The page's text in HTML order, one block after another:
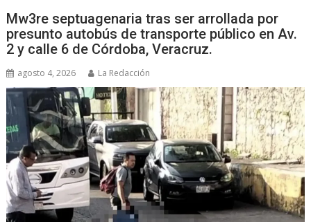
Mw3re septuagenaria tras ser arrollada por
presunto autobús de transporte público en Av.
2 y calle 6 de Córdoba, Veracruz.
agosto 4, 2026 La Redacción